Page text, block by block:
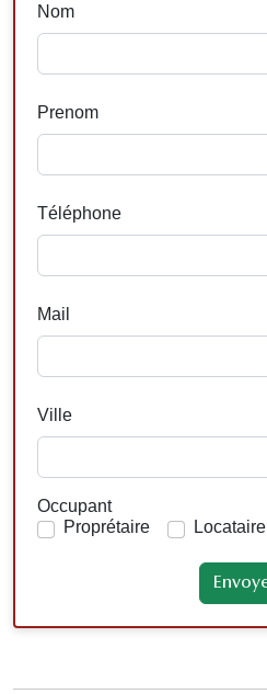
Nom
Prenom
Téléphone
Mail
Ville
Occupant
Proprétaire
Locataire